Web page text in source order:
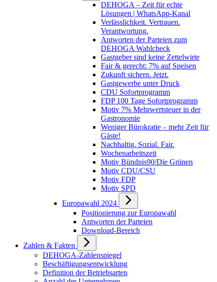
DEHOGA – Zeit für echte
Lösungen | WhatsApp-Kanal
Verlässlichkeit. Vertrauen.
Verantwortung.
Antworten der Parteien zum
DEHOGA Wahlcheck
Gastgeber sind keine Zettelwirte
Fair & gerecht: 7% auf Speisen
Zukunft sichern. Jetzt.
Gastgewerbe unter Druck
CDU Sofortprogramm
FDP 100 Tage Sofortprogramm
Motiv 7% Mehrwertsteuer in der
Gastronomie
Weniger Bürokratie – mehr Zeit für
Gäste!
Nachhaltig. Sozial. Fair.
Wochenarbeitszeit
Motiv Bündnis90/Die Grünen
Motiv CDU/CSU
Motiv FDP
Motiv SPD
Europawahl 2024
Positionierung zur Europawahl
Antworten der Parteien
Download-Bereich
Zahlen & Fakten
DEHOGA-Zahlenspiegel
Beschäftigungsentwicklung
Definition der Betriebsarten